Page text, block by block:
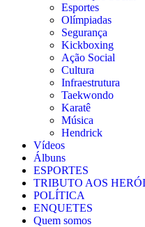
Esportes
Olímpiadas
Segurança
Kickboxing
Ação Social
Cultura
Infraestrutura
Taekwondo
Karatê
Música
Hendrick
Vídeos
Álbuns
ESPORTES
TRIBUTO AOS
POLÍTICA
ENQUETES
Quem somos